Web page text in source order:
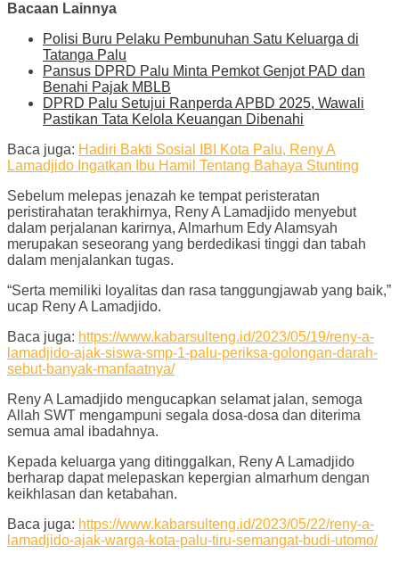
Bacaan Lainnya
Polisi Buru Pelaku Pembunuhan Satu Keluarga di
Tatanga Palu
Pansus DPRD Palu Minta Pemkot Genjot PAD dan
Benahi Pajak MBLB
DPRD Palu Setujui Ranperda APBD 2025, Wawali
Pastikan Tata Kelola Keuangan Dibenahi
Baca juga: Hadiri Bakti Sosial IBI Kota Palu, Reny A
Lamadjido Ingatkan Ibu Hamil Tentang Bahaya Stunting
Sebelum melepas jenazah ke tempat peristeratan
peristirahatan terakhirnya, Reny A Lamadjido menyebut
dalam perjalanan karirnya, Almarhum Edy Alamsyah
merupakan seseorang yang berdedikasi tinggi dan tabah
dalam menjalankan tugas.
“Serta memiliki loyalitas dan rasa tanggungjawab yang baik,”
ucap Reny A Lamadjido.
Baca juga: https://www.kabarsulteng.id/2023/05/19/reny-a-
lamadjido-ajak-siswa-smp-1-palu-periksa-golongan-darah-
sebut-banyak-manfaatnya/
Reny A Lamadjido mengucapkan selamat jalan, semoga
Allah SWT mengampuni segala dosa-dosa dan diterima
semua amal ibadahnya.
Kepada keluarga yang ditinggalkan, Reny A Lamadjido
berharap dapat melepaskan kepergian almarhum dengan
keikhlasan dan ketabahan.
Baca juga: https://www.kabarsulteng.id/2023/05/22/reny-a-
lamadjido-ajak-warga-kota-palu-tiru-semangat-budi-utomo/